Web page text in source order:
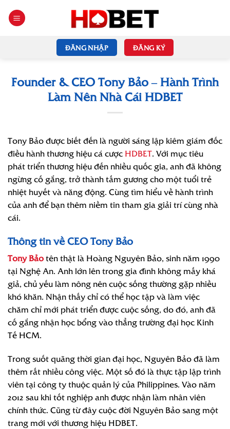
qua
ĐĂNG NHẬP ĐĂNG KÝ
Founder & CEO Tony Bảo – Hành Trình
Làm Nên Nhà Cái HDBET
Tony Bảo được biết đến là người sáng lập kiêm giám đốc
điều hành thương hiệu cá cược HDBET. Với mục tiêu
phát triển thương hiệu đến nhiều quốc gia, anh đã không
ngừng cố gắng, trở thành tấm gương cho một tuổi trẻ
nhiệt huyết và năng động. Cùng tìm hiểu về hành trình
của anh để bạn thêm niềm tin tham gia giải trí cùng nhà
cái.
Thông tin về CEO Tony Bảo
Tony Bảotên thật là Hoàng Nguyên Bảo, sinh năm 1990
tại Nghệ An. Anh lớn lên trong gia đình không mấy khá
giả, chủ yếu làm nông nên cuộc sống thường gặp nhiều
khó khăn. Nhận thấy chỉ có thể học tập và làm việc
chăm chỉ mới phát triển được cuộc sống, do đó, anh đã
cố gắng nhận học bổng vào thẳng trường đại học Kinh
Tế HCM.
Trong suốt quãng thời gian đại học, Nguyên Bảo đã làm
thêm rất nhiều công việc. Một số đó là thực tập lập trình
viên tại công ty thuộc quản lý của Philippines. Vào năm
2012 sau khi tốt nghiệp anh được nhận làm nhân viên
chính thức. Cũng từ đây cuộc đời Nguyên Bảo sang một
trang mới với thương hiệu HDBET.